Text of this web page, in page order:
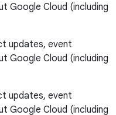
Google Cloud (including
updates, event
Google Cloud (including
updates, event
Google Cloud (including